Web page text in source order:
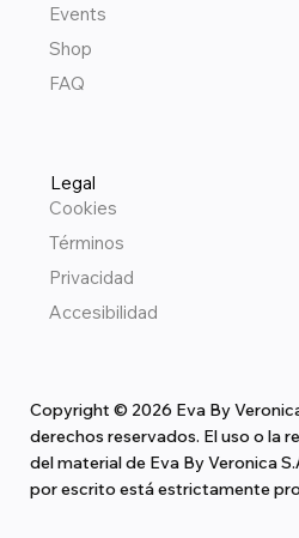
Events
Shop
FAQ
Legal
Cookies
Términos
Privacidad
Accesibilidad
Copyright © 2026 Eva By
derechos reservados. El uso o la
del material de Eva By Veronica
por escrito está estrictamente